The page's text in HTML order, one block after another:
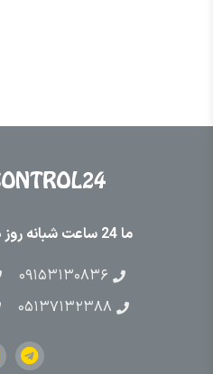
ما 24 ساعت شبانه روز در کنار شما هستیم
۰۹۱۵۳۱۳۰۸۳۶
۰۵۱۳۷۱۳۲۳۸۸